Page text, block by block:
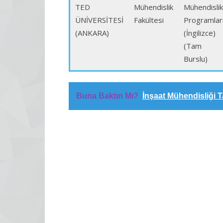
TED
ÜNİVERSİTESİ
(ANKARA)
Mühendislik
Fakültesi
Mühendislik
(İngilizce)
(Tam
Burslu)
Buna Baktın Mı? İnşaat Mühendisliği